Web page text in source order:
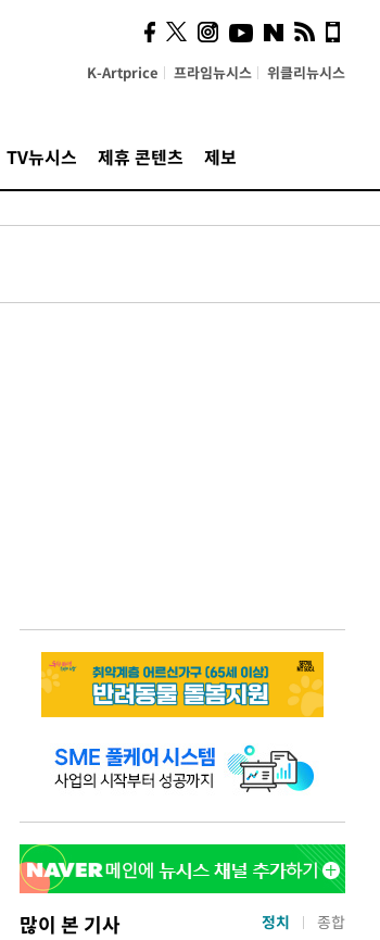
K-Artprice 프라임뉴시스 위클리뉴시스
TV뉴시스 제휴 콘텐츠 제보
많이 본 기사 정치 종합